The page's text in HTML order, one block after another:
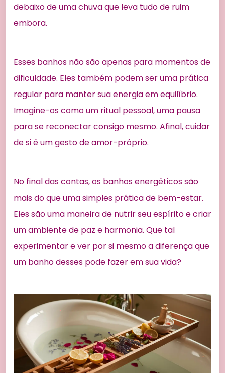
debaixo de uma chuva que leva tudo de ruim
embora.
Esses banhos não são apenas para momentos de
dificuldade. Eles também podem ser uma prática
regular para manter sua energia em equilíbrio.
Imagine-os como um ritual pessoal, uma pausa
para se reconectar consigo mesmo. Afinal, cuidar
de si é um gesto de amor-próprio.
No final das contas, os banhos energéticos são
mais do que uma simples prática de bem-estar.
Eles são uma maneira de nutrir seu espírito e criar
um ambiente de paz e harmonia. Que tal
experimentar e ver por si mesmo a diferença que
um banho desses pode fazer em sua vida?